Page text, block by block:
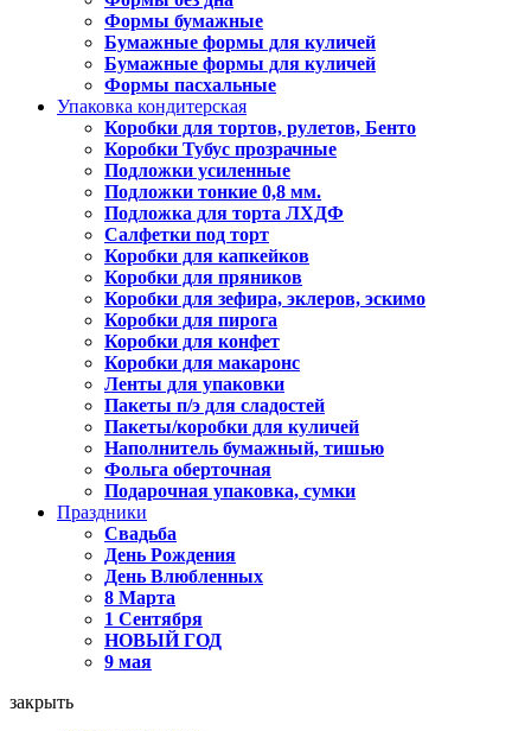
Формы бумажные
Бумажные формы для куличей
Бумажные формы для куличей
Формы пасхальные
Упаковка кондитерская
Коробки для тортов, рулетов, Бенто
Коробки Тубус прозрачные
Подложки усиленные
Подложки тонкие 0,8 мм.
Подложка для торта ЛХДФ
Салфетки под торт
Коробки для капкейков
Коробки для пряников
Коробки для зефира, эклеров, эскимо
Коробки для пирога
Коробки для конфет
Коробки для макаронс
Ленты для упаковки
Пакеты п/э для сладостей
Пакеты/коробки для куличей
Наполнитель бумажный, тишью
Фольга оберточная
Подарочная упаковка, сумки
Праздники
Свадьба
День Рождения
День Влюбленных
8 Марта
1 Сентября
НОВЫЙ ГОД
9 мая
закрыть